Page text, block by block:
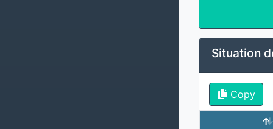
Situation
Copy